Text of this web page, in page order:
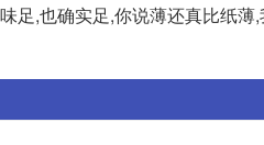
足,也确实足,你说薄还真比纸